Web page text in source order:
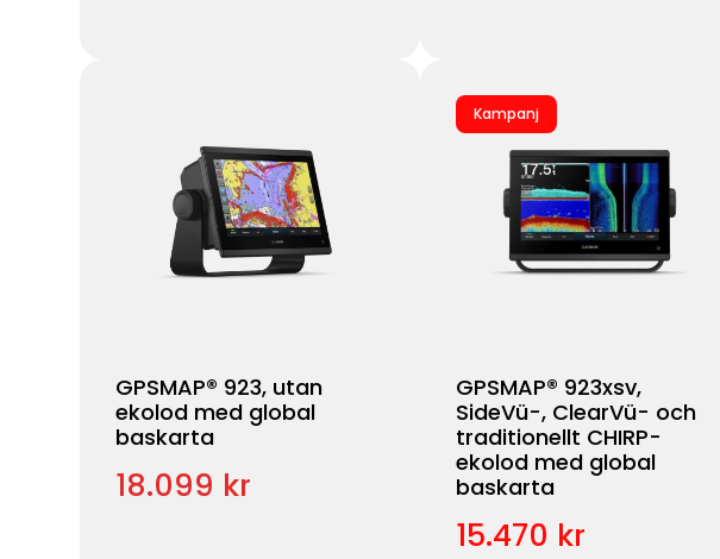
GPSMAP® 923, utan
ekolod med global
baskarta
18.099 kr
Kampanj
GPSMAP® 923xsv,
SideVü-, ClearVü- och
traditionellt CHIRP-
ekolod med global
baskarta
15.470 kr